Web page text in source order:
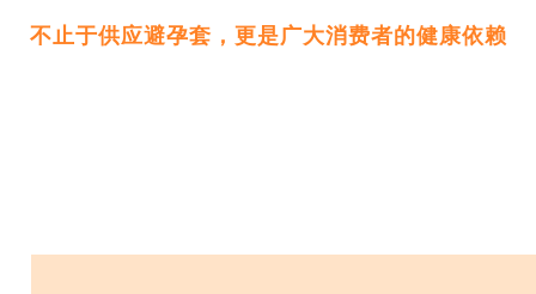
不止于供应避孕套， 更是广大消费者的健康依赖